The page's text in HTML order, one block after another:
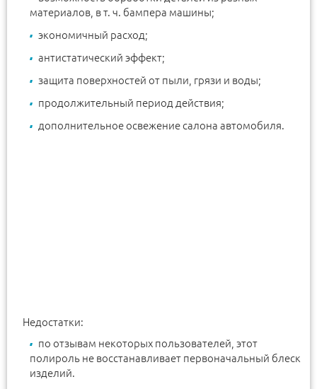
материалов, в т. ч. бампера машины;
экономичный расход;
антистатический эффект;
защита поверхностей от пыли, грязи и воды;
продолжительный период действия;
дополнительное освежение салона автомобиля.
Недостатки:
по отзывам некоторых пользователей, этот
полироль не восстанавливает первоначальный блеск
изделий.